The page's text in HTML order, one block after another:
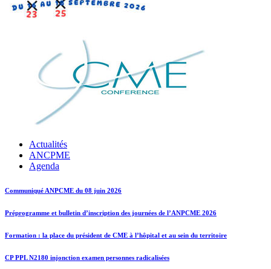
Actualités
ANCPME
Agenda
Communiqué ANPCME du 08 juin 2026
Préprogramme et bulletin d’inscription des journées de l’ANPCME 2026
Formation : la place du président de CME à l’hôpital et au sein du territoire
CP PPL N2180 injonction examen personnes radicalisées